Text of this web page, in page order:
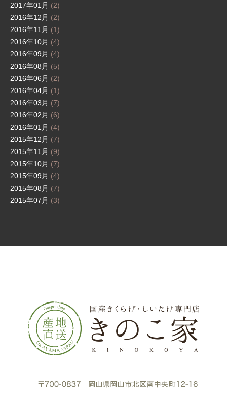
2017年01月 (2)
2016年12月 (2)
2016年11月 (1)
2016年10月 (4)
2016年09月 (4)
2016年08月 (5)
2016年06月 (2)
2016年04月 (1)
2016年03月 (7)
2016年02月 (6)
2016年01月 (4)
2015年12月 (7)
2015年11月 (9)
2015年10月 (7)
2015年09月 (4)
2015年08月 (7)
2015年07月 (3)